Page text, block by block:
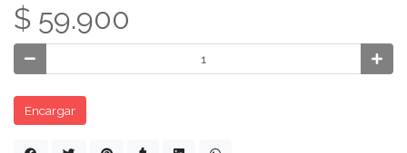
$ 59.900
Encargar